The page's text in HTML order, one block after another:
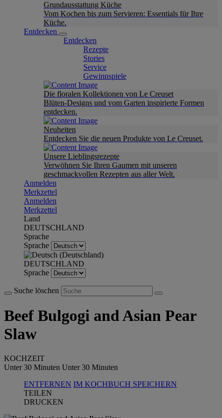
Grundausstattung Küche
Vom Kochen bis zum Servieren: Essentials für Ihre
Küche.
Entdecken
Entdecken
Rezepte
Stories
Service
Gewinnspiele
Die floralen Kollektionen von Le Creuset
Blüten-Designs und vom Garten inspirierte Formen
entdecken.
Neuheiten
Entdecken Sie die neuen Produkte von Le Creuset.
Unsere Lieblingsrezepte
Verwöhnen Sie Ihren Gaumen mit unseren
geschmackvollen Rezepten aus aller Welt.
Anmelden
Merkzettel
Anmelden
Merkzettel
Land
DEUTSCHLAND
Sprache
Sprache
DEUTSCHLAND
Sprache
Suche löschen
Beef Bulgogi and Asian Pear
Slaw
KOCHZEIT
Unter 30 Minuten Unter 30 Minuten
ENTFERNEN IM KOCHBUCH SPEICHERN
TEILEN
DRUCKEN